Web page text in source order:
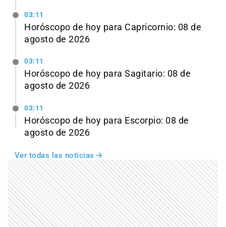
03:11
Horóscopo de hoy para Capricornio: 08 de
agosto de 2026
03:11
Horóscopo de hoy para Sagitario: 08 de
agosto de 2026
03:11
Horóscopo de hoy para Escorpio: 08 de
agosto de 2026
Ver todas las noticias